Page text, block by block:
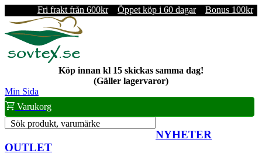
Fri frakt från 600kr Öppet köp i 60 dagar Bonus 100kr
Köp innan kl 15 skickas samma dag!
(Gäller lagervaror)
Min Sida
Varukorg
Sök produkt, varumärke
NYHETER
OUTLET